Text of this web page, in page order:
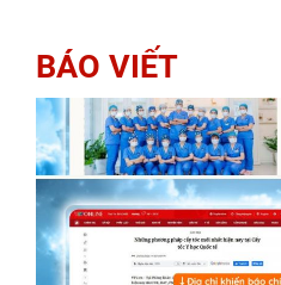
BÁO VIẾT